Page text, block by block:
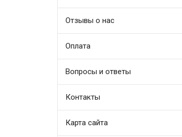
Отзывы о нас
Оплата
Вопросы и ответы
Контакты
Карта сайта